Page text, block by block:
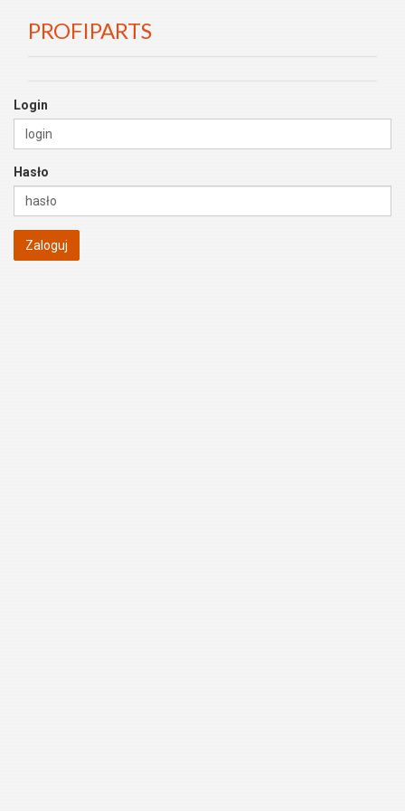
PROFIPARTS
Login
Hasło
Zaloguj